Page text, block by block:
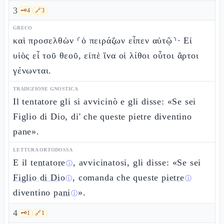
3 🗝️4 🔗3
GRECO
καὶ προσελθὼν ⸂ὁ πειράζων εἶπεν αὐτῷ⸃· Εἰ
υἱὸς εἶ τοῦ θεοῦ, εἰπὲ ἵνα οἱ λίθοι οὗτοι ἄρτοι
γένωνται.
TRADUZIONE GNOSTICA
Il tentatore gli si avvicinò e gli disse: «Se sei
Figlio di Dio, di' che queste pietre diventino
pane».
LETTURA ORTODOSSA
E il tentatoreⓘ, avvicinatosi, gli disse: «Se sei
Figlio di Dioⓘ, comanda che questepietreⓘ
diventinopaniⓘ».
4 🗝️1 🔗1